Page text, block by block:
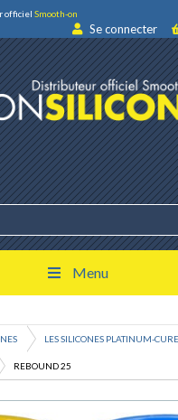
officiel Smooth-on
Se connecter
Menu
LES SILICONES PLATINUM-
REBOUND 25